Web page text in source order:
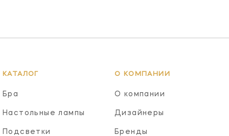
КАТАЛОГ
Бра
Настольные лампы
Подсветки
О КОМПАНИИ
О компании
Дизайнеры
Бренды